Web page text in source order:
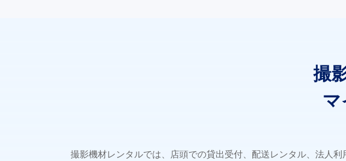
撮
撮影機材レンタルでは、店頭での貸出受付、配送レンタル、法人